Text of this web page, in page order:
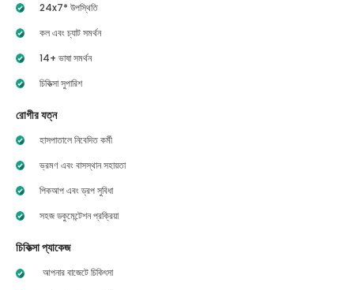
24x7* উপস্থিতি
কল এবং চ্যাট সমর্থন
14+ ভাষা সমর্থন
চিকিত্সা সুপারিশ
রোগীর যত্ন
হাসপাতালে নিবেদিত কর্মী
ভ্রমণ এবং বাসস্থান সহায়তা
পিকআপ এবং ড্রপ সুবিধা
সহজ ডকুমেন্টেশন প্রক্রিয়া
চিকিত্সা প্যাকেজ
আপনার বাজেটে চিকিৎসা